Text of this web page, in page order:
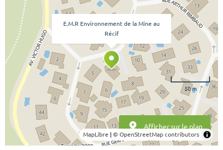
50 m
MapLibre | © OpenStreetMap contributors
E.M.R Environnement de la Mine au
Récif
Afficher sur le plan